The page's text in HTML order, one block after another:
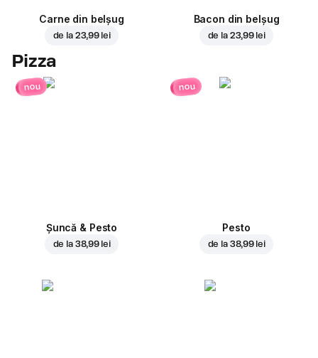
Carne din belșug
de la 23,99 lei
Bacon din belșug
de la 23,99 lei
Pizza
nou
Șuncă & Pesto
de la 38,99 lei
nou
Pesto
de la 38,99 lei